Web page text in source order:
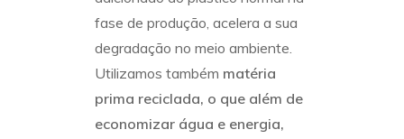
fase de produção, acelera a sua
degradação no meio ambiente.
Utilizamos também matéria
prima reciclada, o que além de
economizar água e energia,